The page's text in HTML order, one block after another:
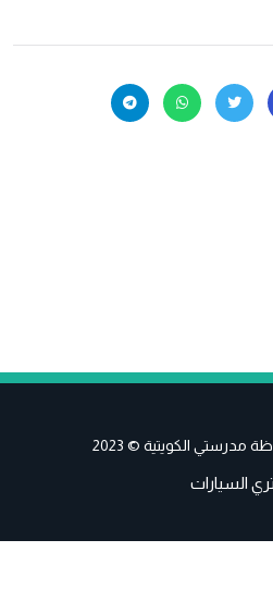
الكويتية © 2023
السيارات